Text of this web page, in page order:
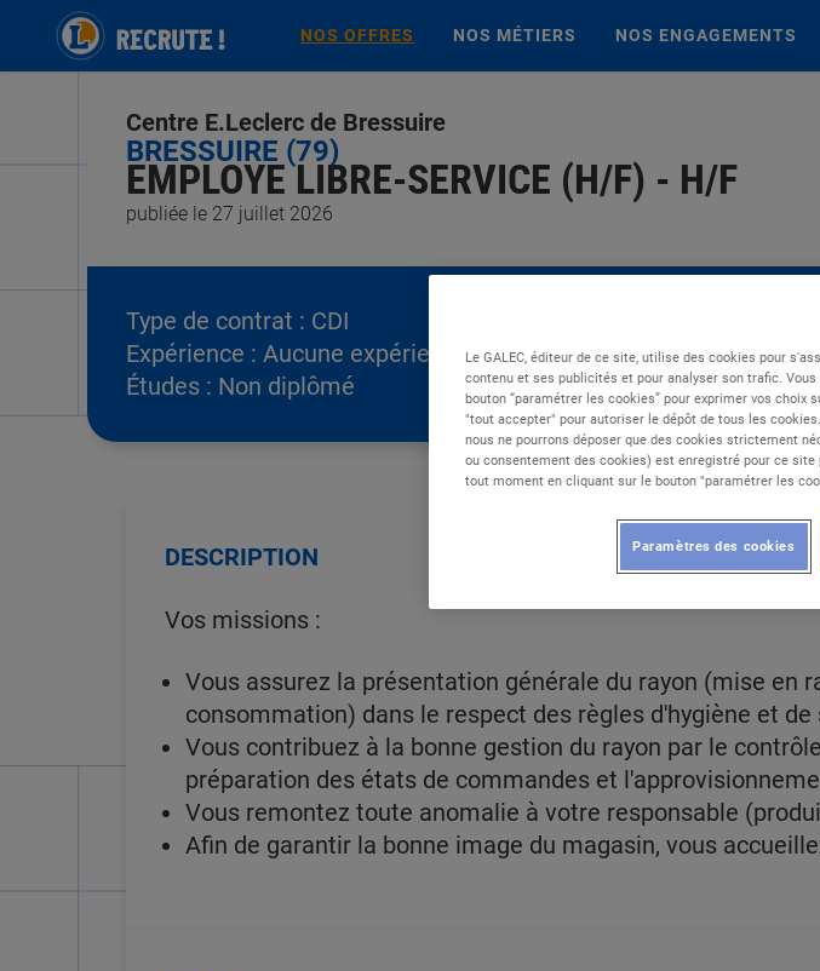
NOS OFFRES NOS MÉTIERS NOS ENGAGEMENTS
publiée le 27 juillet 2026
EMPLOYE LIBRE-SERVICE (H/F) - H/F
BRESSUIRE (79)
Centre E.Leclerc de Bressuire
Type de contrat : CDI
Expérience : Aucune expérience
Études : Non diplômé
DESCRIPTION
Vos missions :
Vous assurez la présentation générale du rayon (mise en
consommation) dans le respect des règles d'hygiène et de
Vous contribuez à la bonne gestion du rayon par le
préparation des états de commandes et
Vous remontez toute anomalie à votre responsable
Afin de garantir la bonne image du magasin, vous
Le GALEC, éditeur de ce site, utilise des cookies pour
contenu et ses publicités et pour analyser son trafic.
bouton “paramétrer les cookies” pour exprimer vos
"tout accepter" pour autoriser le dépôt de tous les
nous ne pourrons déposer que des cookies strictement
ou consentement des cookies) est enregistré pour ce site
tout moment en cliquant sur le bouton "paramétrer les
Paramètres des cookies